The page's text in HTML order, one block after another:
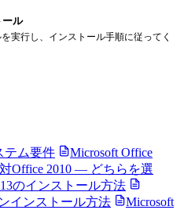
ール
実行し、インストール手順に従ってく
テム要件
Microsoft Office
Office 2010 — どちらを選
のインストール方法
インストール方法
Microsoft